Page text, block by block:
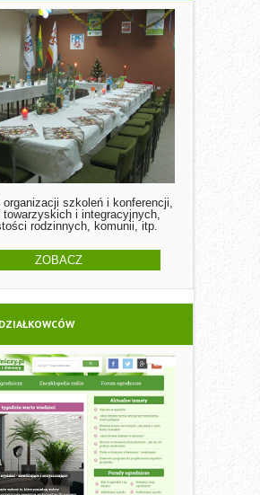
szkoleń i konferencji,
towarzyskich i integracyjnych,
rodzinnych, komunii, itp.
ZOBACZ